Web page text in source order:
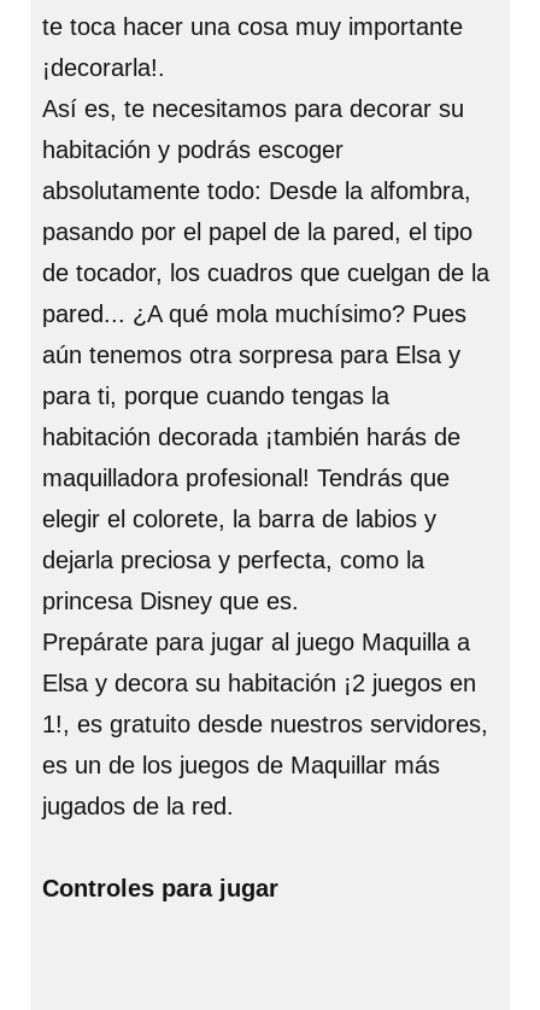
te toca hacer una cosa muy importante
¡decorarla!.
Así es, te necesitamos para decorar su
habitación y podrás escoger
absolutamente todo: Desde la alfombra,
pasando por el papel de la pared, el tipo
de tocador, los cuadros que cuelgan de la
pared... ¿A qué mola muchísimo? Pues
aún tenemos otra sorpresa para Elsa y
para ti, porque cuando tengas la
habitación decorada ¡también harás de
maquilladora profesional! Tendrás que
elegir el colorete, la barra de labios y
dejarla preciosa y perfecta, como la
princesa Disney que es.
Prepárate para jugar al juego Maquilla a
Elsa y decora su habitación ¡2 juegos en
1!, es gratuito desde nuestros servidores,
es un de los juegos de Maquillar más
jugados de la red.
Controles para jugar